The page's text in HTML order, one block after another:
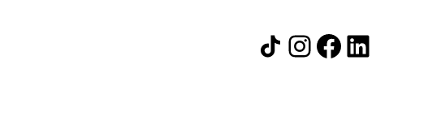
Icône de partage
Instagram
Facebook
LinkedIn